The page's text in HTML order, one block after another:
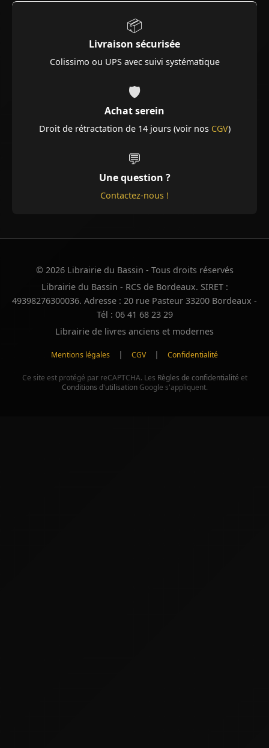
📦
Livraison sécurisée
Colissimo ou UPS avec suivi systématique
🛡️
Achat serein
Droit de rétractation de 14 jours (voir nos CGV)
💬
Une question ?
Contactez-nous !
© 2026 Librairie du Bassin - Tous droits réservés
Librairie du Bassin - RCS de Bordeaux. SIRET :
49398276300036. Adresse : 20 rue Pasteur 33200 Bordeaux -
Tél : 06 41 68 23 29
Librairie de livres anciens et modernes
Mentions légales | CGV | Confidentialité
Ce site est protégé par reCAPTCHA. Les Règles de confidentialité et
Conditions d'utilisationGoogle s'appliquent.